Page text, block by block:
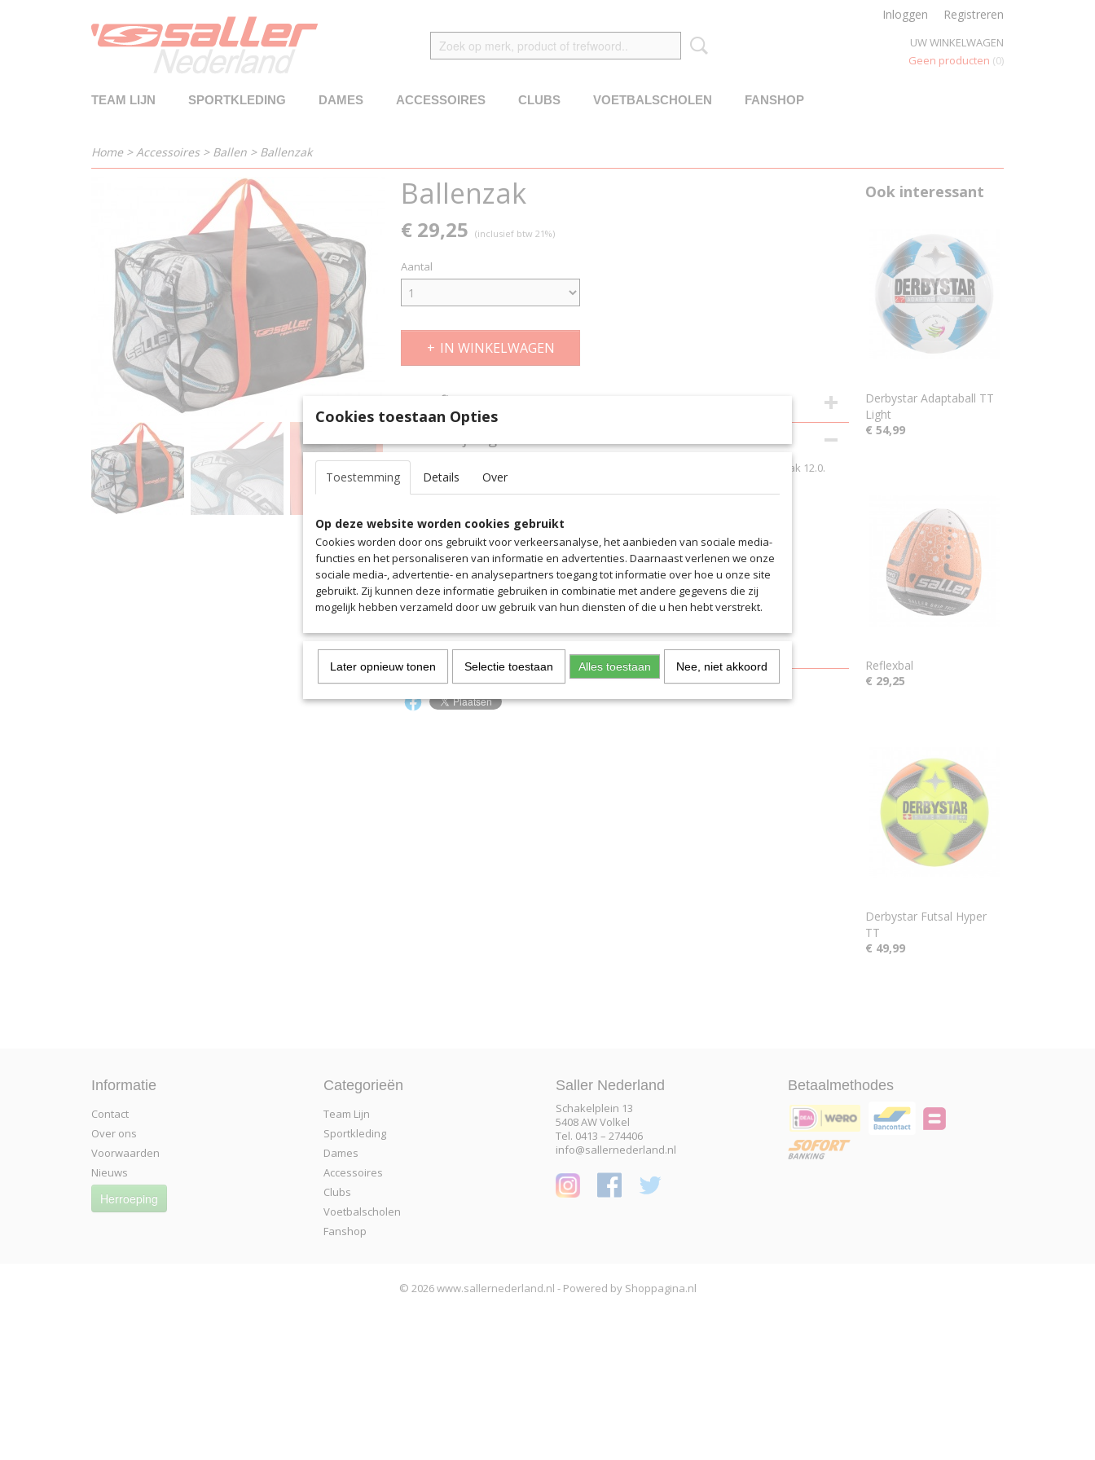
Inloggen Registreren
UW WINKELWAGEN
Geen producten (0)
TEAM LIJN SPORTKLEDING DAMES ACCESSOIRES CLUBS VOETBALSCHOLEN FANSHOP
Home> Accessoires > Ballen > Ballenzak
Ballenzak
€ 29,25 (inclusief btw 21%)
Aantal
IN WINKELWAGEN
Specificaties
Productcode
EAN code
3057
Productcode leverancier
De ballen voor training en spel zijn goed opgeborgen in de lichte en ruime balzak 12.0.
- Veilig transport dankzij handgrepen
- Robuust, waterafstotend materiaal
- Stabiele, slijtvaste vloer
- Hoofdvak met ritssluiting
- Zak met rits aan de voorkant voor het opbergen van kleine spullen
- saller ballentas voor 12 ballen (maat 5)
Ook interessant
Derbystar Adaptaball TT
Light
€ 54,99
Reflexbal
€ 29,25
Derbystar Futsal Hyper
TT
€ 49,99
Informatie
Contact
Over ons
Voorwaarden
Nieuws
Herroeping
Categorieën
Team Lijn
Sportkleding
Dames
Accessoires
Clubs
Voetbalscholen
Fanshop
Saller Nederland
Schakelplein 13
5408 AW Volkel
Tel. 0413 – 274406
info@sallernederland.nl
Betaalmethodes
© 2026 www.sallernederland.nl - Powered by Shoppagina.nl
Cookies toestaan Opties
Toestemming Details Over
Op deze website worden cookies gebruikt
Cookies worden door ons gebruikt voor verkeersanalyse, het aanbieden van sociale media-
functies en het personaliseren van informatie en advertenties. Daarnaast verlenen we onze
sociale media-, advertentie- en analysepartners toegang tot informatie over hoe u onze site
gebruikt. Zij kunnen deze informatie gebruiken in combinatie met andere gegevens die zij
mogelijk hebben verzameld door uw gebruik van hun diensten of die u hen hebt verstrekt.
Later opnieuw tonen Selectie toestaan Alles toestaan Nee, niet akkoord